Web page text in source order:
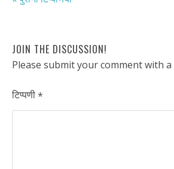
JOIN THE DISCUSSION!
Please submit your comment with a
टिप्पणी*